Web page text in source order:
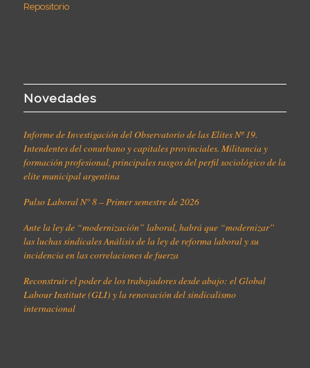
Repositorio
Novedades
Informe de Investigación del Observatorio de las Elites Nº 19.
Intendentes del conurbano y capitales provinciales. Militancia y
formación profesional, principales rasgos del perfil sociológico de la
elite municipal argentina
Pulso Laboral N° 8 – Primer semestre de 2026
Ante la ley de “modernización” laboral, habrá que “modernizar”
las luchas sindicales Análisis de la ley de reforma laboral y su
incidencia en las correlaciones de fuerza
Reconstruir el poder de los trabajadores desde abajo: el Global
Labour Institute (GLI) y la renovación del sindicalismo
internacional